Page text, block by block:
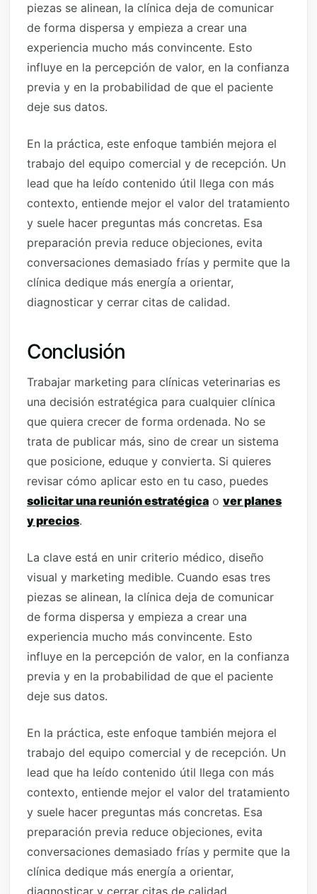
piezas se alinean, la clínica deja de comunicar
de forma dispersa y empieza a crear una
experiencia mucho más convincente. Esto
influye en la percepción de valor, en la confianza
previa y en la probabilidad de que el paciente
deje sus datos.
En la práctica, este enfoque también mejora el
trabajo del equipo comercial y de recepción. Un
lead que ha leído contenido útil llega con más
contexto, entiende mejor el valor del tratamiento
y suele hacer preguntas más concretas. Esa
preparación previa reduce objeciones, evita
conversaciones demasiado frías y permite que la
clínica dedique más energía a orientar,
diagnosticar y cerrar citas de calidad.
Conclusión
Trabajar marketing para clínicas veterinarias es
una decisión estratégica para cualquier clínica
que quiera crecer de forma ordenada. No se
trata de publicar más, sino de crear un sistema
que posicione, eduque y convierta. Si quieres
revisar cómo aplicar esto en tu caso, puedes
solicitar una reunión estratégica o ver planes
y precios.
La clave está en unir criterio médico, diseño
visual y marketing medible. Cuando esas tres
piezas se alinean, la clínica deja de comunicar
de forma dispersa y empieza a crear una
experiencia mucho más convincente. Esto
influye en la percepción de valor, en la confianza
previa y en la probabilidad de que el paciente
deje sus datos.
En la práctica, este enfoque también mejora el
trabajo del equipo comercial y de recepción. Un
lead que ha leído contenido útil llega con más
contexto, entiende mejor el valor del tratamiento
y suele hacer preguntas más concretas. Esa
preparación previa reduce objeciones, evita
conversaciones demasiado frías y permite que la
clínica dedique más energía a orientar,
diagnosticar y cerrar citas de calidad.